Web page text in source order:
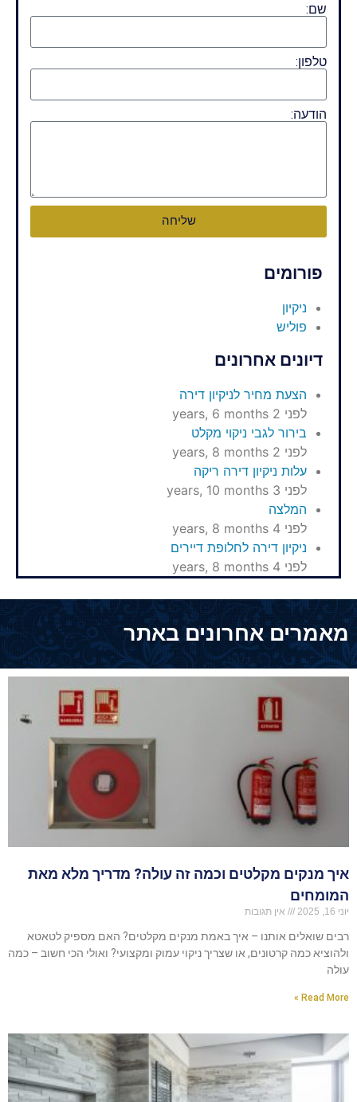
שם:
טלפון:
הודעה:
שליחה
פורומים
ניקיון
פוליש
דיונים אחרונים
הצעת מחיר לניקיון דירה
לפני 2 years, 6 months
בירור לגבי ניקוי מקלט
לפני 2 years, 8 months
עלות ניקיון דירה ריקה
לפני 3 years, 10 months
המלצה
לפני 4 years, 8 months
ניקיון דירה לחלופת דיירים
לפני 4 years, 8 months
מאמרים אחרונים באתר
איך מנקים מקלטים וכמה זה עולה? מדריך מלא מאת
המומחים
יוני 16, 2025 אין תגובות
רבים שואלים אותנו – איך באמת מנקים מקלטים? האם מספיק לטאטא
ולהוציא כמה קרטונים, או שצריך ניקוי עמוק ומקצועי? ואולי הכי חשוב – כמה
עולה
Read More »